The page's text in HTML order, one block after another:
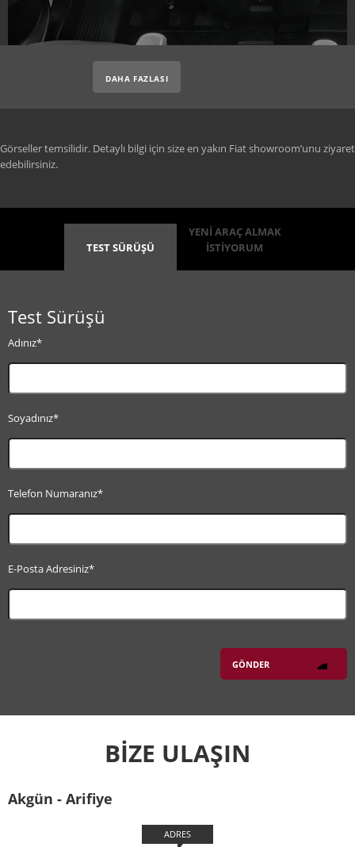
DAHA FAZLASI
Görseller temsilidir. Detaylı bilgi için size en yakın Fiat showroom’unu ziyaret
edebilirsiniz.
TEST SÜRÜŞÜ
YENİ ARAÇ ALMAK
İSTİYORUM
Test Sürüşü
Adınız*
Soyadınız*
Telefon Numaranız*
E-Posta Adresiniz*
BİZE ULAŞIN
Akgün - Arifiye
ADRES